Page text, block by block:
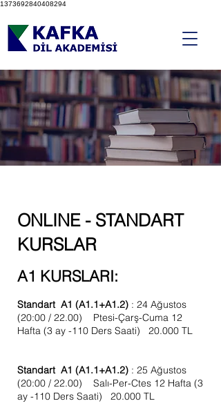
1373692840408294
ONLINE - STANDART
KURSLAR
A1 KURSLARI:
Standart A1 (A1.1+A1.2) : 24 Ağustos
(20:00 / 22.00) Ptesi-Çarş-Cuma 12
Hafta (3 ay -110 Ders Saati) 20.000 TL
Standart A1 (A1.1+A1.2) : 25 Ağustos
(20:00 / 22.00) Salı-Per-Ctes 12 Hafta (3
ay -110 Ders Saati) 20.000 TL